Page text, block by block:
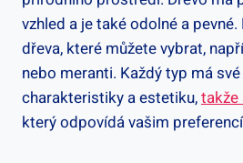
vzhled a je také odolné a
dřeva, které můžete vybrat,
nebo meranti. Každý typ má
charakteristiky a estetiku,takže
který odpovídá vašim